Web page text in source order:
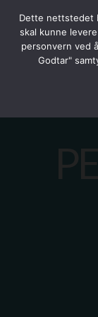
Dette nettstedet
skal kunne
personvern ved
Godtar"